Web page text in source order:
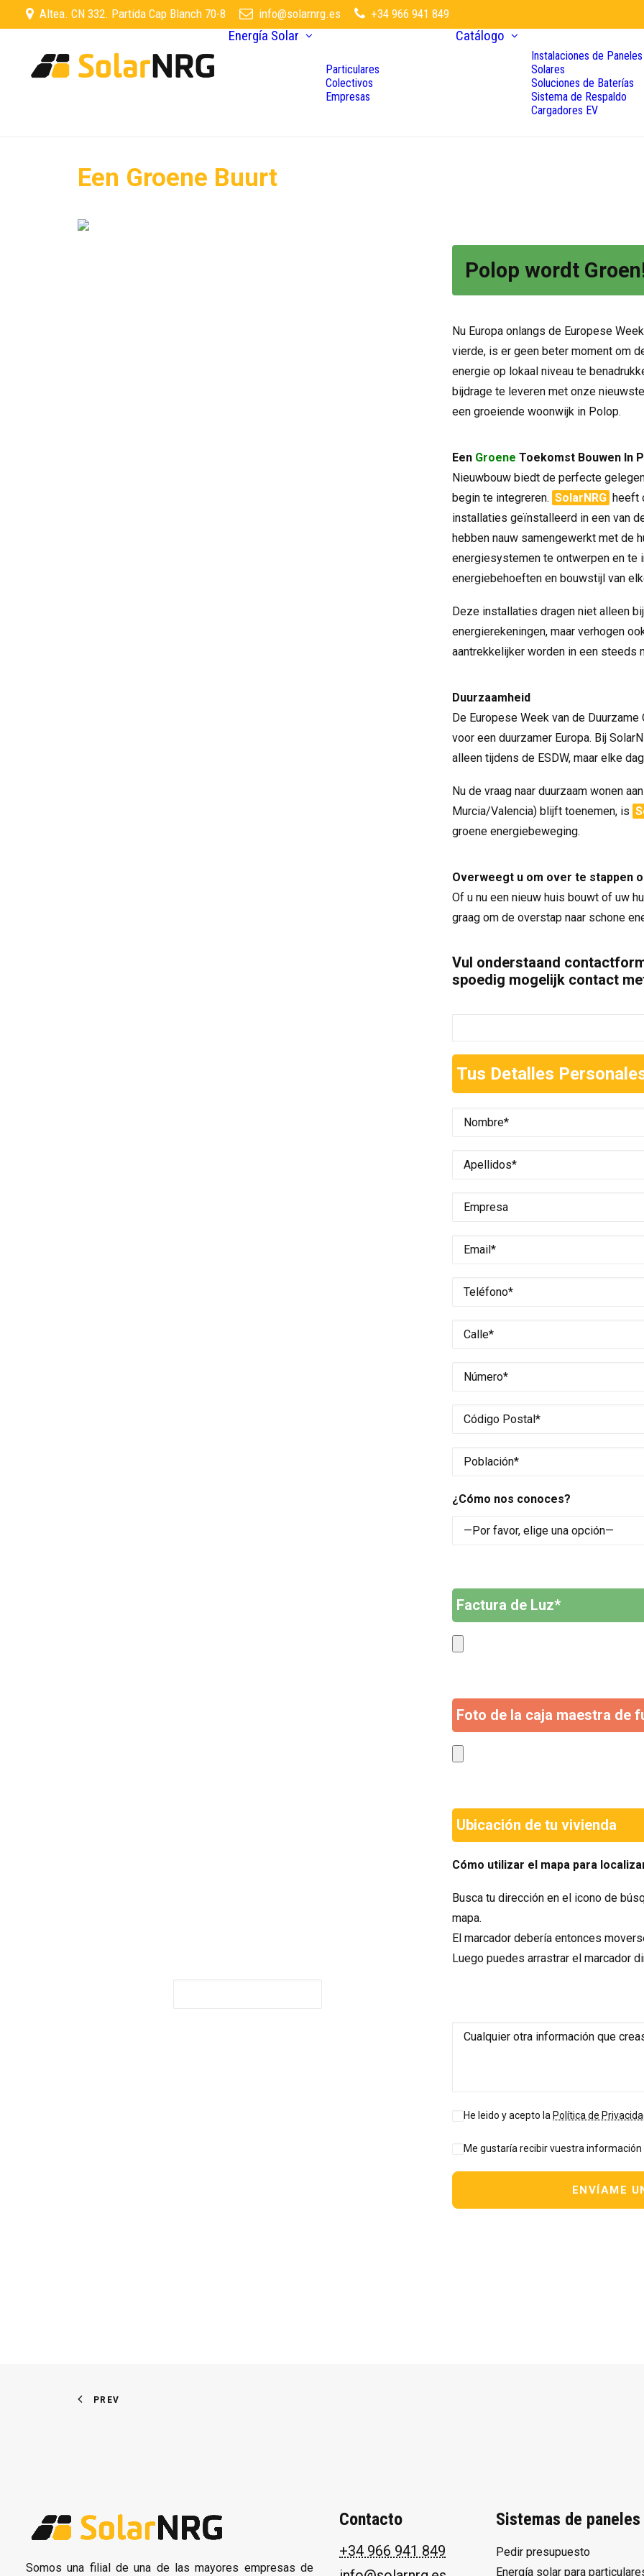
Altea. CN 332. Partida Cap Blanch 70-8 info@solarnrg.es +34 966 941 849
Energía Solar
Particulares
Colectivos
Empresas
Catálogo
Instalaciones de Paneles
Solares
Soluciones de Baterías
Sistema de Respaldo
Cargadores EV
Een Groene Buurt
Polop wordt
Nu Europa onlangs de Europese
vierde, is er geen beter moment om
energie op lokaal niveau te
bijdrage te leveren met onze
een groeiende woonwijk in Polop.
Een Groene Toekomst Bouwen In
Nieuwbouw biedt de perfecte
begin te integreren. SolarNRG heeft
installaties geïnstalleerd in een van
hebben nauw samengewerkt met de
energiesystemen te ontwerpen en te
energiebehoeften en bouwstijl van
Deze installaties dragen niet alleen
energierekeningen, maar verhogen
aantrekkelijker worden in een steeds
Duurzaamheid
De Europese Week van de
voor een duurzamer Europa. Bij
alleen tijdens de ESDW, maar elke
Nu de vraag naar duurzaam wonen
Murcia/Valencia) blijft toenemen, is
groene energiebeweging.
Overweegt u om over te stappen
Of u nu een nieuw huis bouwt of uw
graag om de overstap naar schone
Vul onderstaand
spoedig mogelijk contact
Tus Detalles
¿Cómo nos conoces?
Factura de Luz*
Foto de la caja maestra de
Ubicación de tu vivienda
Cómo utilizar el mapa para
Busca tu dirección en el icono de
mapa.
El marcador debería entonces
Luego puedes arrastrar el marcador
He leido y acepto la Política de
Me gustaría recibir vuestra
PREV
Somos una filial de una de las mayores empresas de
Contacto
+34 966 941 849
Sistemas de
Pedir presupuesto
Energía solar para